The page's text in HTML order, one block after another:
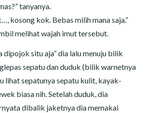
tanyanya.
kosong kok. Bebas milih mana saja.”
melihat wajah imut tersebut.
dipojok situ aja” dia lalu menuju bilik
sepatu dan duduk (bilik warnetnya
lihat sepatunya sepatu kulit, kayak-
biasa nih. Setelah duduk, dia
dibalik jaketnya dia memakai